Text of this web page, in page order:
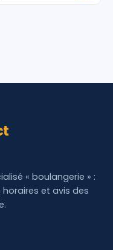
« boulangerie » :
et avis des